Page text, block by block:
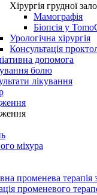
Хірургія грудної
Мамографія
Біопсія у
Урологічна хірургія
Консультація
допомога
болю
лікування
міхура
променева
променевого